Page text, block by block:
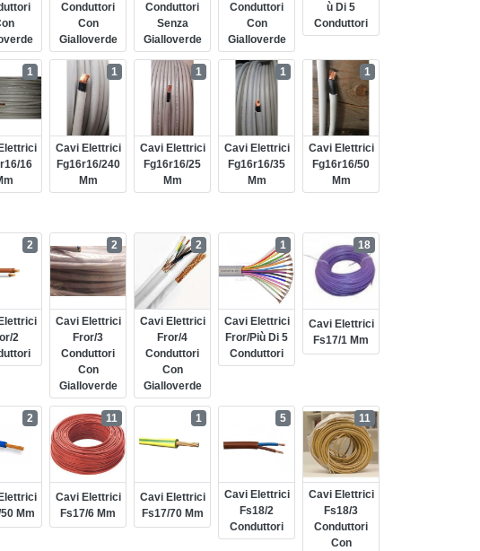
Conduttori
Con
Gialloverde
Conduttori
Senza
Gialloverde
Conduttori
Con
Gialloverde
Ù Di 5
Conduttori
16
1
Cavi Elettrici
Fg16r16/240
Mm
1
Cavi Elettrici
Fg16r16/25
Mm
1
Cavi Elettrici
Fg16r16/35
Mm
1
Cavi Elettrici
Fg16r16/50
Mm
1
2
2
Cavi Elettrici
Fror/3
Conduttori
Con
Gialloverde
2
Cavi Elettrici
Fror/4
Conduttori
Con
Gialloverde
2
Cavi Elettrici
Fror/più Di 5
Conduttori
1
Cavi Elettrici
Fs17/1 Mm
18
Mm
2
Cavi Elettrici
Fs17/6 Mm
11
Cavi Elettrici
Fs17/70 Mm
1
Cavi Elettrici
Fs18/2
Conduttori
5
Cavi Elettrici
Fs18/3
Conduttori
Con
11